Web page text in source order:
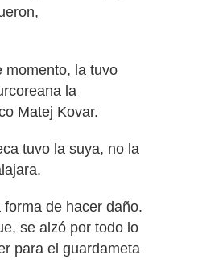
momento, la tuvo
la
Matej Kovar.
tuvo la suya, no la
de hacer daño.
se alzó por todo lo
para el guardameta